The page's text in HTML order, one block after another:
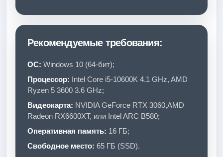
Рекомендуемые требования:
ОС: Windows 10 (64-бит);
Процессор: Intel Core i5-10600K 4.1 GHz, AMD
Ryzen 5 3600 3.6 GHz;
Видеокарта: NVIDIA GeForce RTX 3060,AMD
Radeon RX6600XT, или Intel ARC B580;
Оперативная память: 16 ГБ;
Свободное место: 65 ГБ (SSD).